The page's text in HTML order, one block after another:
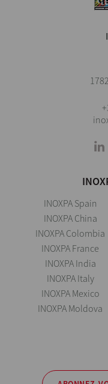
INOXPA Spain
INOXPA China
INOXPA Colombia
INOXPA France
INOXPA India
INOXPA Italy
INOXPA Mexico
INOXPA Moldova